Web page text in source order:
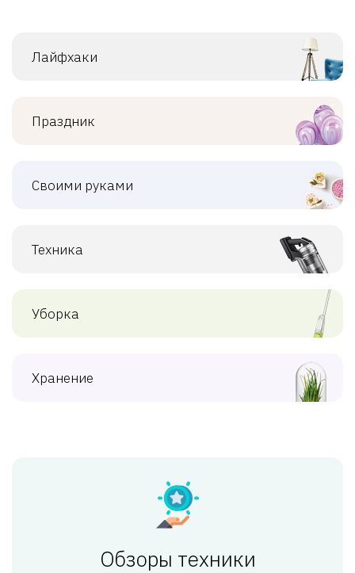
Лайфхаки
Праздник
Своими руками
Техника
Уборка
Хранение
Обзоры техники